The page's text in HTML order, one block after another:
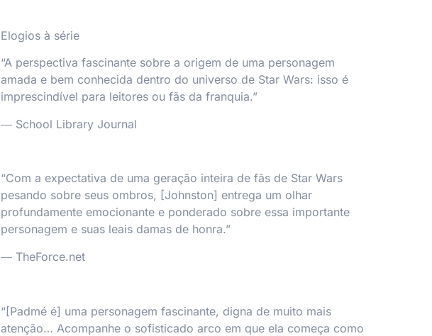
Elogios à série
“A perspectiva fascinante sobre a origem de uma personagem
amada e bem conhecida dentro do universo de Star Wars: isso é
imprescindível para leitores ou fãs da franquia.”
― School Library Journal
“Com a expectativa de uma geração inteira de fãs de Star Wars
pesando sobre seus ombros, [Johnston] entrega um olhar
profundamente emocionante e ponderado sobre essa importante
personagem e suas leais damas de honra.”
― TheForce.net
“[Padmé é] uma personagem fascinante, digna de muito mais
atenção… Acompanhe o sofisticado arco em que ela começa como